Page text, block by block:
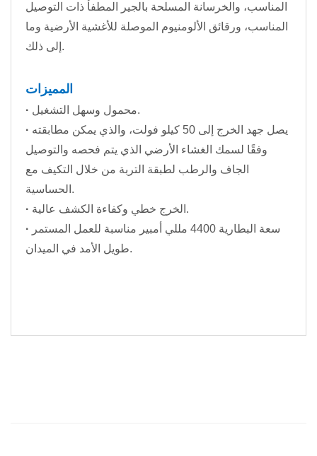
المناسب، والخرسانة المسلحة بالجير المطفأ ذات التوصيل
المناسب، ورقائق الألومنيوم الموصلة للأغشية الأرضية وما
إلى ذلك.
المميزات
·
محمول وسهل التشغيل.
· يصل جهد الخرج إلى 50 كيلو فولت، والذي يمكن مطابقته
وفقًا لسمك الغشاء الأرضي الذي يتم فحصه والتوصيل
الجاف والرطب لطبقة التربة من خلال التكيف مع
الحساسية.
·
الخرج خطي وكفاءة الكشف عالية.
· سعة البطارية 4400 مللي أمبير مناسبة للعمل المستمر
طويل الأمد في الميدان.